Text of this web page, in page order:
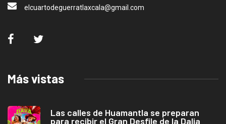
elcuartodeguerratlaxcala@gmail.com
Más vistas
Las calles de Huamantla se preparan
para recibir el Gran Desfile de la Dalia